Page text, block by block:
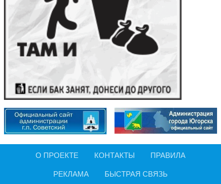
О ПРОЕКТЕ КОНТАКТЫ ПРАВИЛА
РЕКЛАМА БЫСТРАЯ СВЯЗЬ